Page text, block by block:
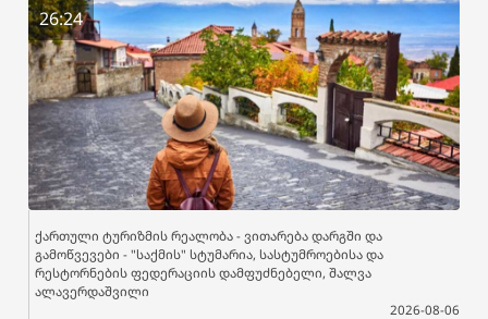
26:24
ქართული ტურიზმის რეალობა - ვითარება დარგში და
გამოწვევები - "საქმის" სტუმარია, სასტუმროებისა და
რესტორნების ფედერაციის დამფუძნებელი, შალვა
ალავერდაშვილი
2026-08-06